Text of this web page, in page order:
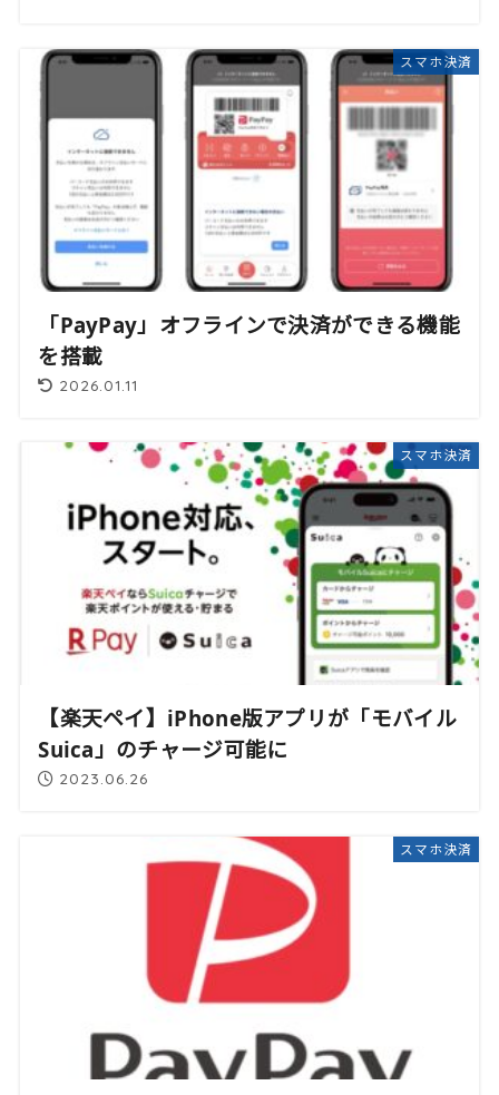
スマホ決済
「PayPay」オフラインで決済ができる機能
を搭載
2026.01.11
スマホ決済
【楽天ペイ】iPhone版アプリが「モバイル
Suica」のチャージ可能に
2023.06.26
スマホ決済